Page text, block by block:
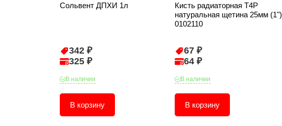
Сольвент ДПХИ 1л
342 ₽
325 ₽
В наличии
В корзину
Кисть радиаторная T4P
натуральная щетина 25мм (1")
0102110
67 ₽
64 ₽
В наличии
В корзину